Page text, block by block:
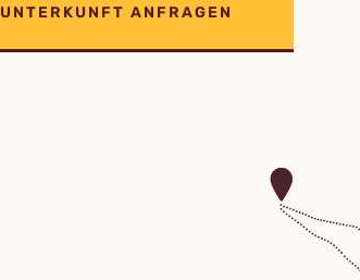
UNTERKUNFT ANFRAGEN